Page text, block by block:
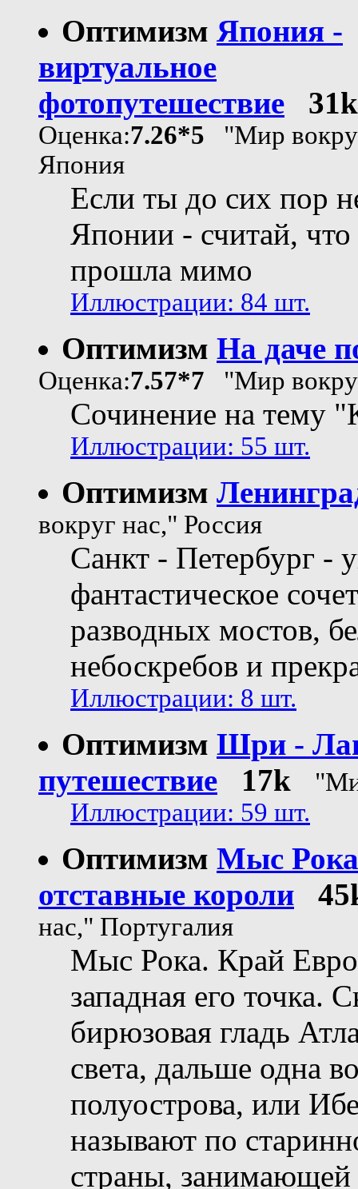
Оптимизм Япония -
виртуальное
фотопутешествие
31k
Оценка:7.26*5 "Мир
Япония
Если ты до сих пор
Японии - считай,
прошла мимо
Иллюстрации: 84 шт.
Оптимизм На даче
Оценка:7.57*7 "Мир
Сочинение на тему
Иллюстрации: 55 шт.
Оптимизм
вокруг нас," Россия
Санкт - Петербург -
фантастическое
разводных мостов,
небоскребов и
Иллюстрации: 8 шт.
Оптимизм Шри -
путешествие
17k
Иллюстрации: 59 шт.
Оптимизм Мыс Рока
отставные короли
нас," Португалия
Мыс Рока. Край
западная его точка.
бирюзовая гладь
света, дальше одна
полуострова, или
называют по
страны,